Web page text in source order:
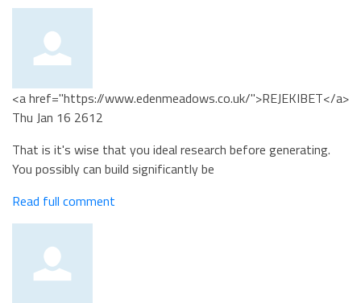
<a href="https://www.edenmeadows.co.uk/">REJEKIBET</a>
Thu Jan 16 2612
That is it's wise that you ideal research before generating.
You possibly can build significantly be
Read full comment